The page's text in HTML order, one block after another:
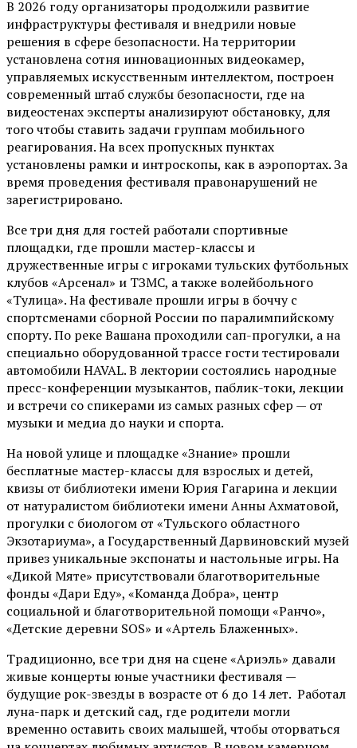
В 2026 году организаторы продолжили развитие
инфраструктуры фестиваля и внедрили новые
решения в сфере безопасности. На территории
установлена сотня инновационных видеокамер,
управляемых искусственным интеллектом, построен
современный штаб службы безопасности, где на
видеостенах эксперты анализируют обстановку, для
того чтобы ставить задачи группам мобильного
реагирования. На всех пропускных пунктах
установлены рамки и интроскопы, как в аэропортах. За
время проведения фестиваля правонарушений не
зарегистрировано.
Все три дня для гостей работали спортивные
площадки, где прошли мастер-классы и
дружественные игры с игроками тульских футбольных
клубов «Арсенал» и ТЗМС, а также волейбольного
«Тулица». На фестивале прошли игры в боччу с
спортсменами сборной России по паралимпийскому
спорту. По реке Вашана проходили сап-прогулки, а на
специально оборудованной трассе гости тестировали
автомобили HAVAL. В лектории состоялись народные
пресс-конференции музыкантов, паблик-токи, лекции
и встречи со спикерами из самых разных сфер — от
музыки и медиа до науки и спорта.
На новой улице и площадке «Знание» прошли
бесплатные мастер-классы для взрослых и детей,
квизы от библиотеки имени Юрия Гагарина и лекции
от натуралистом библиотеки имени Анны Ахматовой,
прогулки с биологом от «Тульского областного
Экзотариума», а Государственный Дарвиновский музей
привез уникальные экспонаты и настольные игры. На
«Дикой Мяте» присутствовали благотворительные
фонды «Дари Еду», «Команда Добра», центр
социальной и благотворительной помощи «Ранчо»,
«Детские деревни SOS» и «Артель Блаженных».
Традиционно, все три дня на сцене«Ариэль» давали
живые концерты юные участники фестиваля —
будущие рок-звезды в возрасте от 6 до 14 лет. Работал
луна-парк и детский сад, где родители могли
временно оставить своих малышей, чтобы оторваться